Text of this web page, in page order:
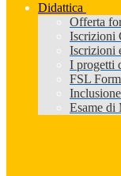
Didattica
Offerta
Iscrizioni
Iscrizioni
I progetti
FSL
Inclusione
Esame di